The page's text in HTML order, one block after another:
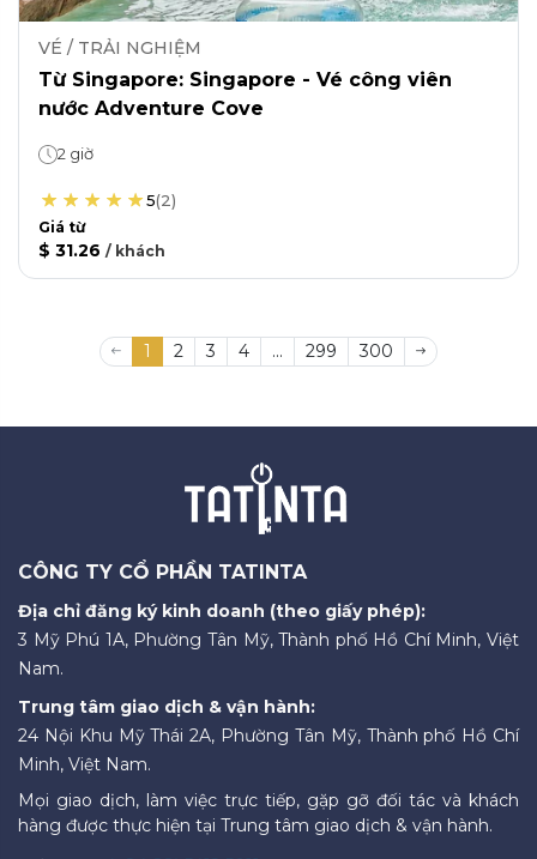
VÉ / TRẢI NGHIỆM
Từ Singapore: Singapore - Vé công viên
nước Adventure Cove
2 giờ
5(2)
Giá từ
$ 31.26 / khách
1 2 3 4 ... 299 300
CÔNG TY CỔ PHẦN TATINTA
Địa chỉ đăng ký kinh doanh (theo giấy phép):
3 Mỹ Phú 1A, Phường Tân Mỹ, Thành phố Hồ Chí Minh, Việt
Nam.
Trung tâm giao dịch & vận hành:
24 Nội Khu Mỹ Thái 2A, Phường Tân Mỹ, Thành phố Hồ Chí
Minh, Việt Nam.
Mọi giao dịch, làm việc trực tiếp, gặp gỡ đối tác và khách
hàng được thực hiện tại Trung tâm giao dịch & vận hành.